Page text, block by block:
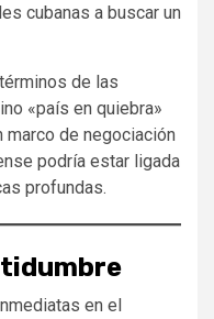
cubanas a buscar un
de las
«país en quiebra»
marco de negociación
podría estar ligada
profundas.
en el